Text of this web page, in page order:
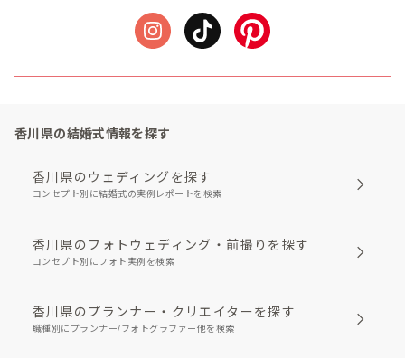
香川県の結婚式情報を探す
香川県のウェディングを探す
コンセプト別に結婚式の実例レポートを検索
香川県のフォトウェディング・前撮りを探す
コンセプト別にフォト実例を検索
香川県のプランナー・クリエイターを探す
職種別にプランナー/フォトグラファー他を検索